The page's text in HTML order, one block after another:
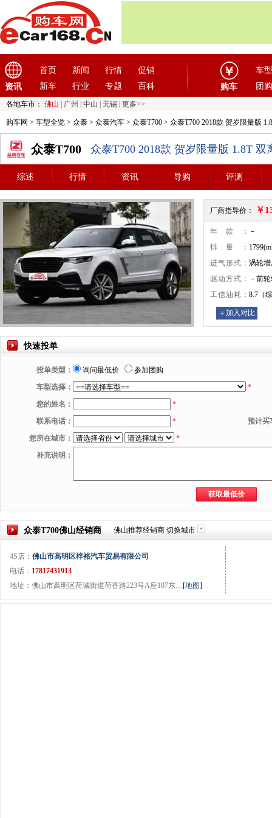
资讯
首页 新闻 行情
促销
新车
行业 专题 百科 购车
车型
团购
各地车市： 佛山 广州 中山 无锡 更多>>
购车网 > 车型全览 > 众泰 > 众泰汽车 > 众泰T700 > 众泰T700 2018款 贺岁限量版
众泰T700 众泰T700 2018款 贺岁限量版 1.8T 双
综述 行情 资讯 导购 评测
厂商指导价： ￥
年款： －
排量：
进气形式： 涡轮
驱动方式： －前
工信油耗： 8.7（
＋加入对比
快速投单
投单类型： 询问最低价
参加团购
车型选择：
*
您的姓名：
*
联系电话：
*
预计买
您所在城市：
*
补充说明：
众泰T700佛山经销商 佛山推荐经销商 切换城市
4S店： 佛山市高明区梓裕汽车贸易有限公司
电话： 17817431913
地址：佛山市高明区荷城街道荷香路223号A座107东…[地图]